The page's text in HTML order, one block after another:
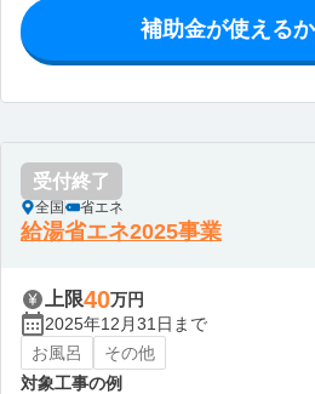
補助金が使える
受付終了
全国 省エネ
給湯省エネ2025事業
上限40万円
2025年12月31日まで
お風呂
その他
対象工事の例